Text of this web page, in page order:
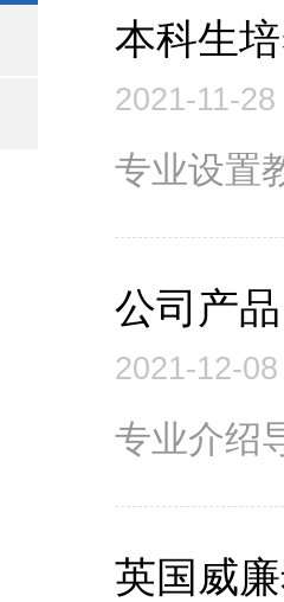
本科生
2021-11-28
专业设置​
公司产品
2021-12-08
专业介绍
英国威